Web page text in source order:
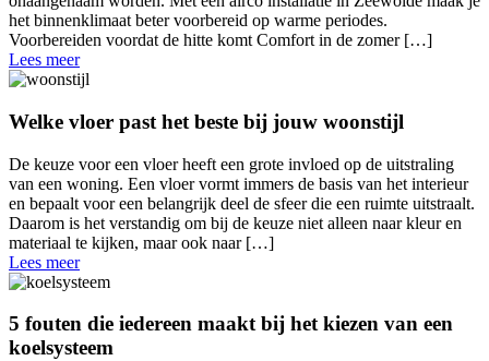
het binnenklimaat beter voorbereid op warme periodes.
Voorbereiden voordat de hitte komt Comfort in de zomer […]
Lees meer
Welke vloer past het beste bij jouw woonstijl
De keuze voor een vloer heeft een grote invloed op de uitstraling
van een woning. Een vloer vormt immers de basis van het interieur
en bepaalt voor een belangrijk deel de sfeer die een ruimte uitstraalt.
Daarom is het verstandig om bij de keuze niet alleen naar kleur en
materiaal te kijken, maar ook naar […]
Lees meer
5 fouten die iedereen maakt bij het kiezen van een
koelsysteem